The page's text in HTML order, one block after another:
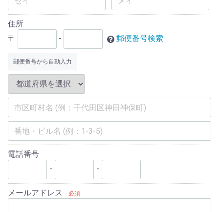
住所
〒
- 郵便番号検索
郵便番号から自動入力
電話番号
-
-
メールアドレス 必須